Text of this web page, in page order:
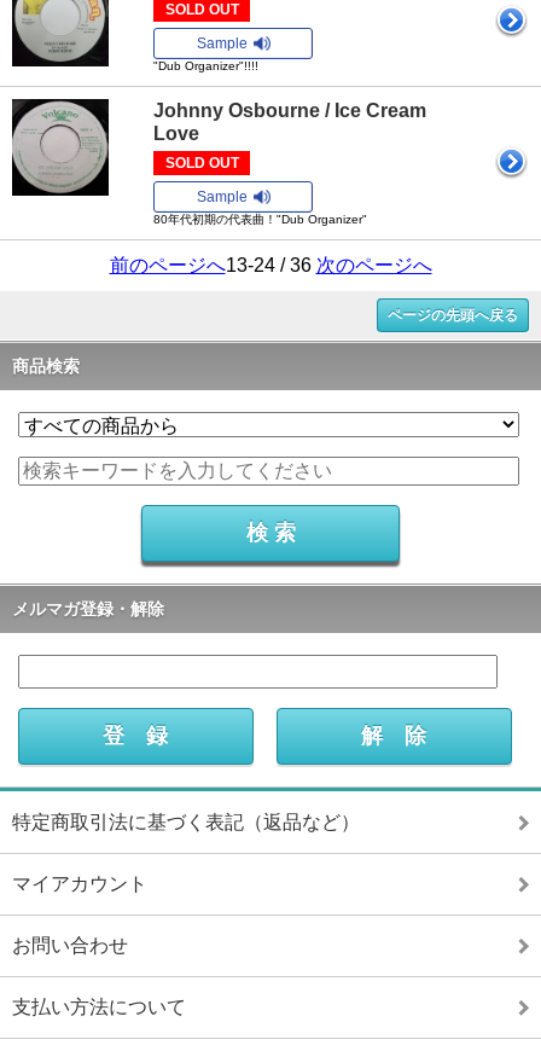
SOLD OUT
Sample
"Dub Organizer"!!!!
Johnny Osbourne / Ice Cream
Love
SOLD OUT
Sample
80年代初期の代表曲！"Dub Organizer"
前のページへ13-24 / 36 次のページへ
ページの先頭へ戻る
商品検索
メルマガ登録・解除
特定商取引法に基づく表記（返品など）
マイアカウント
お問い合わせ
支払い方法について